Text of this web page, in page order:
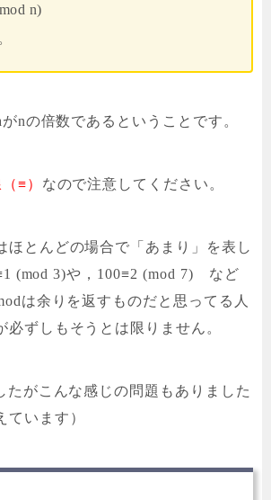
n)
nの倍数であるということです。
≡） なので注意してください。
ほとんどの場合で「あまり」を表し
(mod 3)や，100≡2 (mod 7) など
は余りを返すものだと思ってる人
必ずしもそうとは限りません 。
たがこんな感じの問題もありました
ています）